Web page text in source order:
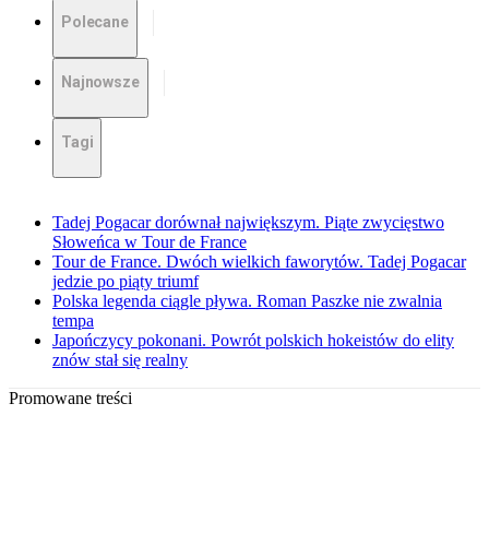
Polecane
Najnowsze
Tagi
Tadej Pogacar dorównał największym. Piąte zwycięstwo
Słoweńca w Tour de France
Tour de France. Dwóch wielkich faworytów. Tadej Pogacar
jedzie po piąty triumf
Polska legenda ciągle pływa. Roman Paszke nie zwalnia
tempa
Japończycy pokonani. Powrót polskich hokeistów do elity
znów stał się realny
Promowane treści